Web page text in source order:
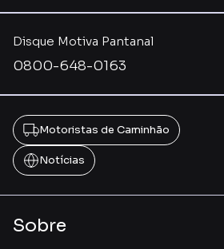
Disque Motiva Pantanal
0800-648-0163
Motoristas de Caminhão
Notícias
Sobre